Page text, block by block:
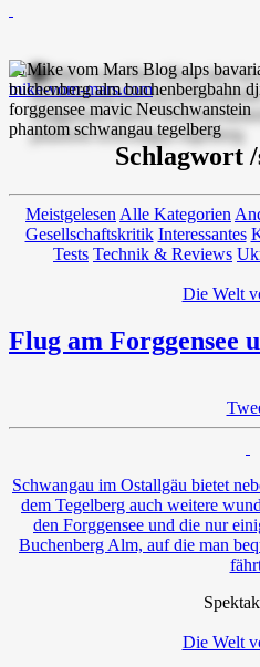
mike-vom-mars.com
Schlagwort
Meistgelesen Alle Kategorien
Gesellschaftskritik Interessantes
Tests Technik & Reviews
Die Welt
Flug am Forggensee
Schwangau im Ostallgäu bietet
dem Tegelberg auch weitere
den Forggensee und die nur
Buchenberg Alm, auf die man
Die Welt